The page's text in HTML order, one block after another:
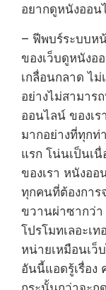
อยากดูหนังออ
– ฟีพบร์ระบบห
ของเว็บดูหนังอ
เกลื่อนกลาด ไม่
อย่างไม่สามาร
ออนไลน์ ของเ
มากอย่างที่ทุกท่
แรก โน่นเป็นเ
ของเรา หนังออ
ทุกคนที่ต้องการ
ขวานผ่าซากว่า
โปรโมทเลอะเ
หน่ายเหมือนเว็
อันนี้แอดรู้เรื่อง